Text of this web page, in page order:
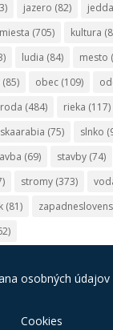
jazero (82)
(705) kultura
ludia (84) mesto
(85) obec(109)
(484) rieka (117)
(75) slnko
(69) stavby(74)
stromy(373)
(81)
osobných údajov
Cookies